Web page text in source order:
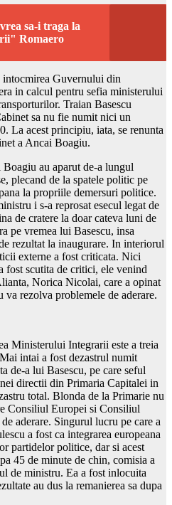
sa-i traga la
Romaero
Guvernului din
in calcul pentru sefia ministerului
Traian Basescu
sa nu fie numit nici un
La acest principiu, iata, se renunta
a Ancai Boagiu.
au aparut de-a lungul
plecand de la spatele politic pe
la propriile demersuri politice.
i s-a reprosat esecul legat de
de cratere la doar cateva luni de
pe vremea lui Basescu, insa
rezultat la inaugurare. In interiorul
externe a fost criticata. Nici
fost scutita de critici, ele venind
Norica Nicolai, care a opinat
va rezolva problemele de aderare.
Ministerului Integrarii este a treia
intai a fost dezastrul numit
de-a lui Basescu, pe care seful
directii din Primaria Capitalei in
total. Blonda de la Primarie nu
Consiliul Europei si Consiliul
aderare. Singurul lucru pe care a
a fost ca integrarea europeana
partidelor politice, dar si acest
45 de minute de chin, comisia a
de ministru. Ea a fost inlocuita
au dus la remanierea sa dupa